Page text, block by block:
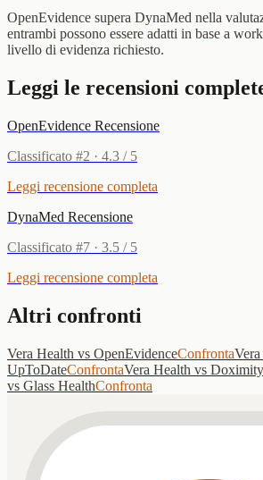
OpenEvidence supera DynaMed nella
entrambi possono essere adatti in base a
livello di evidenza richiesto.
Leggi le recensioni
OpenEvidence Recensione
Classificato #2 · 4.3 / 5
Leggi recensione completa
DynaMed Recensione
Classificato #7 · 3.5 / 5
Leggi recensione completa
Altri confronti
Vera Health vs OpenEvidenceConfronta
UpToDateConfrontaVera Health vs Doximity
vs Glass HealthConfronta